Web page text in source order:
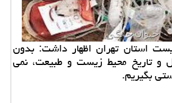
استان تهران اظهار داشت: بدون
و تاریخ محیط زیست و طبیعت، نمی
بگیریم.